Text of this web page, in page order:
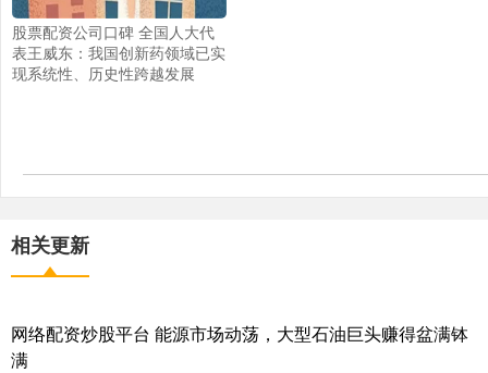
股票配资公司口碑 全国人大代
表王威东：我国创新药领域已实
现系统性、历史性跨越发展
相关更新
网络配资炒股平台 能源市场动荡，大型石油巨头赚得盆满钵
满